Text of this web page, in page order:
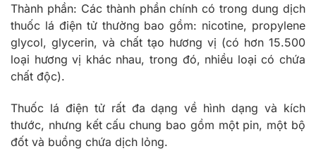
Thành phần: Các thành phần chính có trong dung dịch
thuốc lá điện tử thường bao gồm: nicotine, propylene
glycol, glycerin, và chất tạo hương vị (có hơn 15.500
loại hương vị khác nhau, trong đó, nhiều loại có chứa
chất độc).
Thuốc lá điện tử rất đa dạng về hình dạng và kích
thước, nhưng kết cấu chung bao gồm một pin, một bộ
đốt và buồng chứa dịch lỏng.